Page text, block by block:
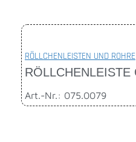
RÖLLCHENLEISTEN UND ROHRE
RÖLLCHENLEISTE
Art.-Nr.: 075.0079